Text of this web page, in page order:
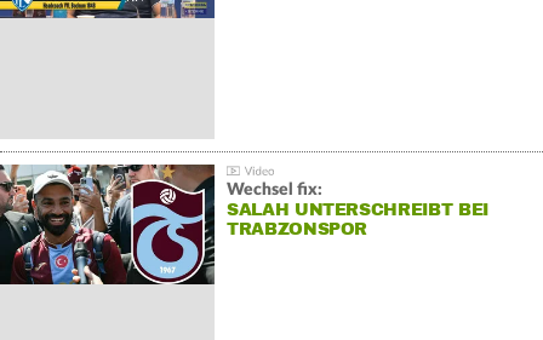
Wechsel fix:
SALAH UNTERSCHREIBT BEI
TRABZONSPOR